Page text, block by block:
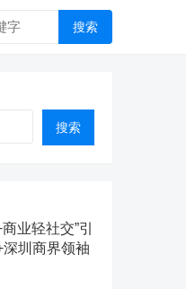
搜索
搜索
业轻社交”引
圳商界领袖